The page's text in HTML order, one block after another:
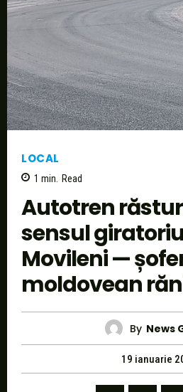
LOCAL
1 min. Read
Autotren
sensul
Movileni —
moldovean
By News
19 ianuarie